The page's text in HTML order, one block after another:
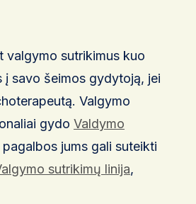
valgymo sutrikimus kuo
į savo šeimos gydytoją, jei
Valgymo
gydo Valdymo
pagalbos jums gali suteikti
sutrikimų linija,